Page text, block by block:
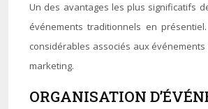
Un des avantages les plus significatifs
événements traditionnels en
considérables associés aux
marketing.
ORGANISATION